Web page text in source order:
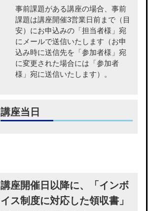
事前課題がある講座の場合、事前
課題は講座開催3営業日前まで（目
安）にお申込みの「担当者様」宛
にメールで送信いたします（お申
込み時に送信先を「参加者様」宛
に変更された場合には「参加者
様」宛に送信いたします）。
講座当日
講座開催日以降に、「インボ
イス制度に対応した領収書」